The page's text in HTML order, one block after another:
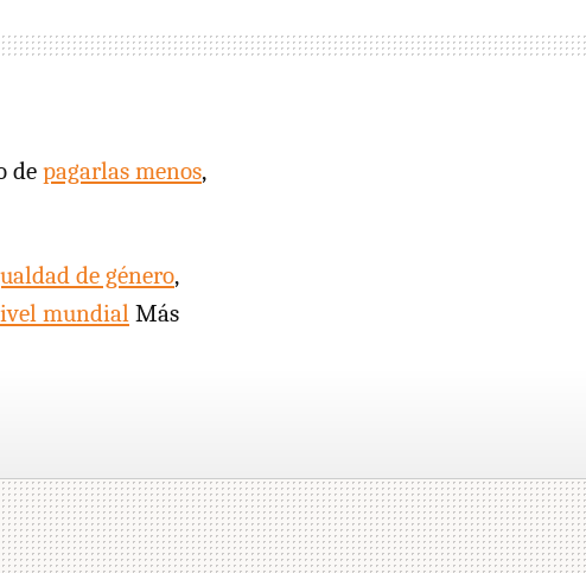
de pagarlas menos,
de género,
mundial Más